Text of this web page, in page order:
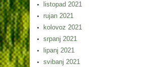
listopad 2021
rujan 2021
kolovoz 2021
srpanj 2021
lipanj 2021
svibanj 2021